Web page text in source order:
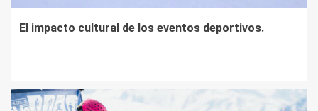
El impacto cultural de los eventos deportivos.